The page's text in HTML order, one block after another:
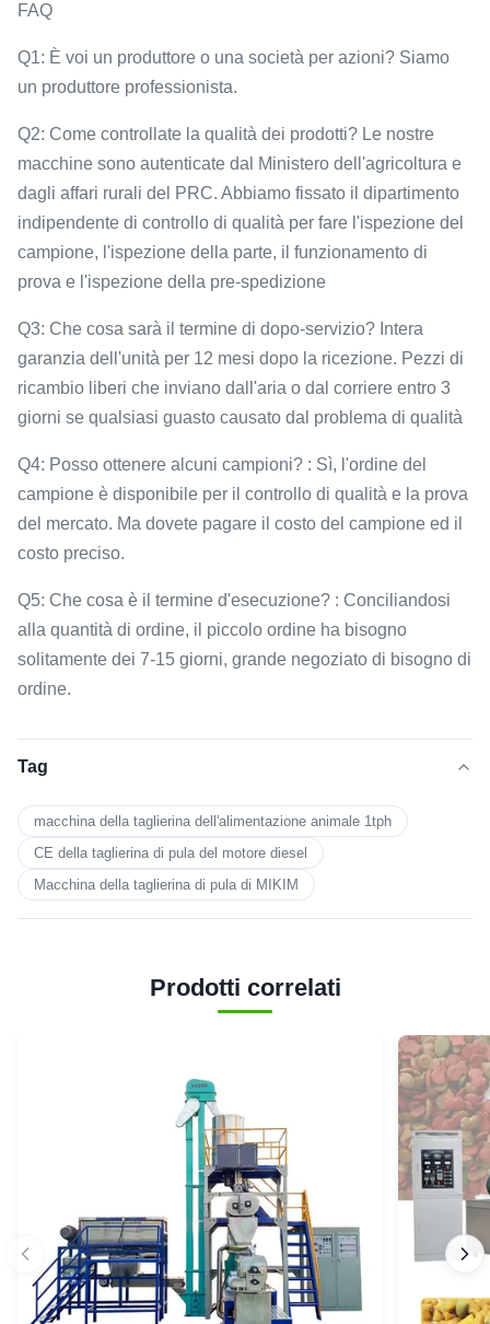
FAQ
Q1: È voi un produttore o una società per azioni? Siamo
un produttore professionista.
Q2: Come controllate la qualità dei prodotti? Le nostre
macchine sono autenticate dal Ministero dell'agricoltura e
dagli affari rurali del PRC. Abbiamo fissato il dipartimento
indipendente di controllo di qualità per fare l'ispezione del
campione, l'ispezione della parte, il funzionamento di
prova e l'ispezione della pre-spedizione
Q3: Che cosa sarà il termine di dopo-servizio? Intera
garanzia dell'unità per 12 mesi dopo la ricezione. Pezzi di
ricambio liberi che inviano dall'aria o dal corriere entro 3
giorni se qualsiasi guasto causato dal problema di qualità
Q4: Posso ottenere alcuni campioni? : Sì, l'ordine del
campione è disponibile per il controllo di qualità e la prova
del mercato. Ma dovete pagare il costo del campione ed il
costo preciso.
Q5: Che cosa è il termine d'esecuzione? : Conciliandosi
alla quantità di ordine, il piccolo ordine ha bisogno
solitamente dei 7-15 giorni, grande negoziato di bisogno di
ordine.
Tag
macchina della taglierina dell'alimentazione animale 1tph
CE della taglierina di pula del motore diesel
Macchina della taglierina di pula di MIKIM
Prodotti correlati